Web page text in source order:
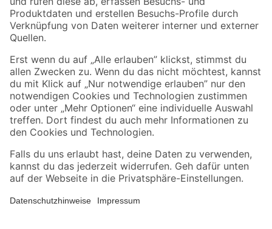
Sicher einkaufen
Jetzt die toom-App herunterladen
Alle Preisangaben in EUR inkl. gesetzl. MwSt.. Die dargestellten Angebote sind unter
Umständen nicht in allen Märkten verfügbar. Die angegebenen Verfügbarkeiten beziehen
Produkte nur solange der Vorrat reicht.
*Paketversand ab 59 € versandkostenfrei, gilt nicht für Artikel mit Speditionsversand, hier